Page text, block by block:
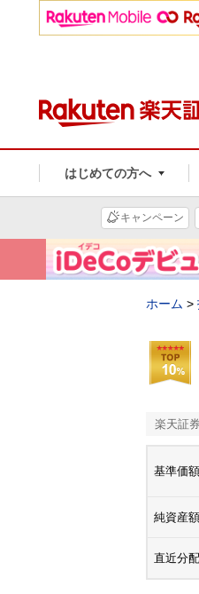
はじめての方へ
キャンペーン
ホーム >
楽天証
基準価額
純資産額
直近分